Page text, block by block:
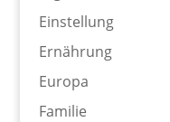
Einstellung
Ernährung
Europa
Familie